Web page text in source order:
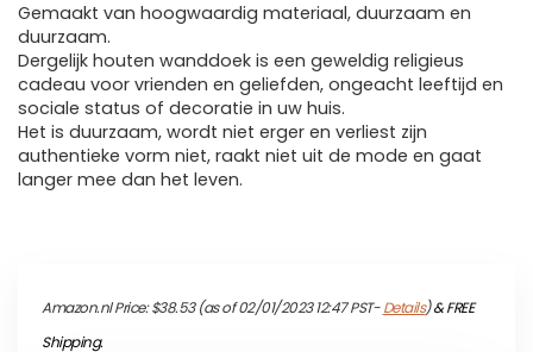
Gemaakt van hoogwaardig materiaal, duurzaam en
duurzaam.
Dergelijk houten wanddoek is een geweldig religieus
cadeau voor vrienden en geliefden, ongeacht leeftijd en
sociale status of decoratie in uw huis.
Het is duurzaam, wordt niet erger en verliest zijn
authentieke vorm niet, raakt niet uit de mode en gaat
langer mee dan het leven.
Amazon.nl Price:$38.53(as of 02/01/2023 12:47 PST-Details)&FREE
Shipping.